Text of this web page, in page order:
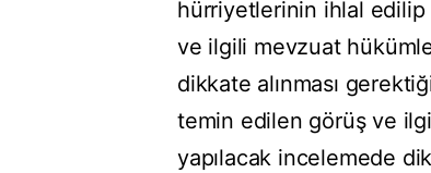
hürriyetlerinin ihlal edilip
ve ilgili mevzuat
dikkate alınması
temin edilen görüş ve
yapılacak incelemede